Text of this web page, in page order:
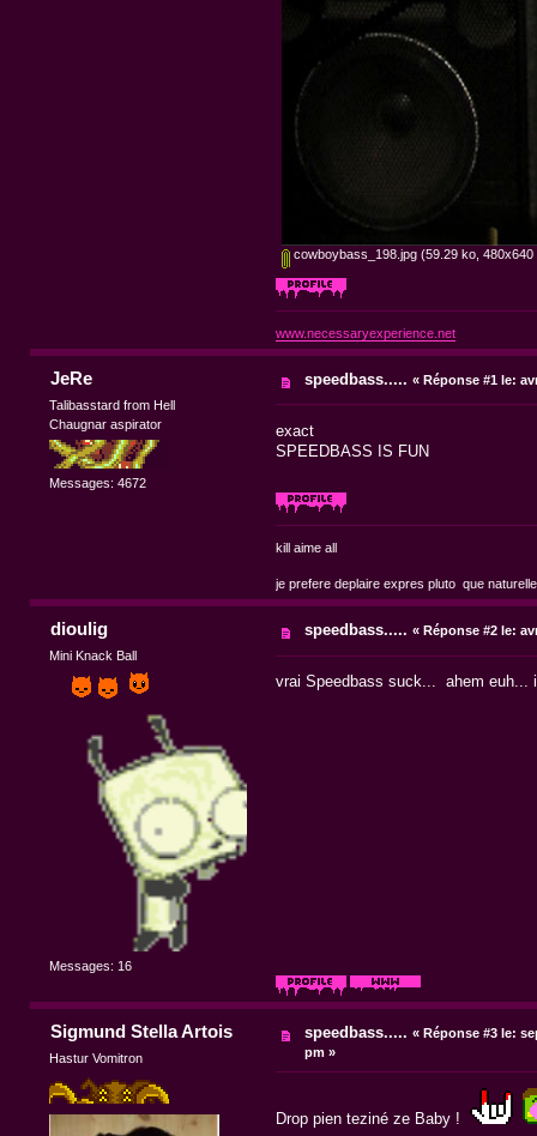
cowboybass_198.jpg (59.29 ko,
www.necessaryexperience.net
JeRe
Talibasstard from Hell
Chaugnar aspirator
Messages: 4672
speedbass..... «Réponse #1 le:
exact
SPEEDBASS IS FUN
kill aime all
je prefere deplaire expres pluto que
dioulig
Mini Knack Ball
Messages: 16
speedbass..... «Réponse #2 le:
vrai Speedbass suck... ahem euh...
Sigmund Stella Artois
Hastur Vomitron
speedbass..... «Réponse #3 le:
pm »
Drop pien teziné ze Baby !